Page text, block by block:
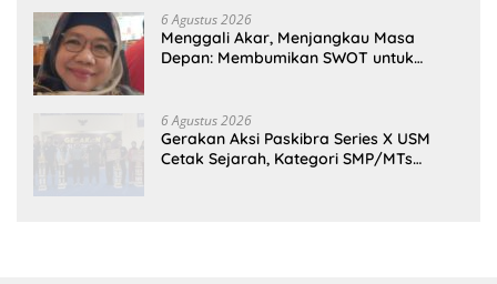
6 Agustus 2026
Menggali Akar, Menjangkau Masa
Depan: Membumikan SWOT untuk
6 Agustus 2026
Gerakan Aksi Paskibra Series X USM
Cetak Sejarah, Kategori SMP/MTs